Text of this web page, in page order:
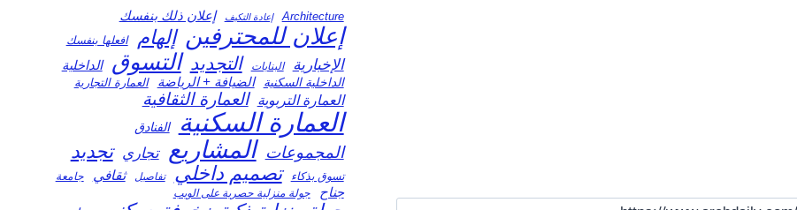
Architecture إعادة التكيف إعلان ذلك بنفسك
إعلان للمحترفين إلهام افعلها بنفسك
الإخبارية البنايات التجديد التسوق الداخلية
الداخلية السكنية الضيافة + الرياضة العمارة التجارية
العمارة التربوية العمارة الثقافية
العمارة السكنية الفنادق
المجموعات المشاريع تجاري تجديد
تسوق بذكاء تصميم داخلي تفاصيل ثقافي جامعة
جناح جولة منزلية حصرية على الويب